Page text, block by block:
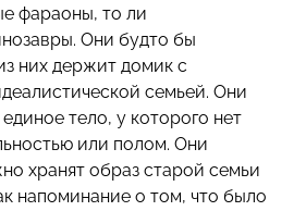
фараоны, то ли
Они будто бы
них держит домик с
семьей. Они
тело, у которого нет
или полом. Они
хранят образ старой семьи
напоминание о том, что было